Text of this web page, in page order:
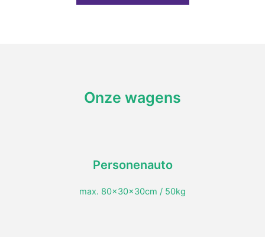
Onze wagens
Personenauto
max. 80x30x30cm / 50kg